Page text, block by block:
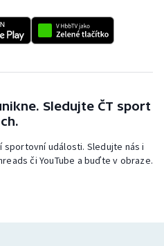
Sledujte ČT sport
události. Sledujte nás i
či YouTube a buďte v obraze.